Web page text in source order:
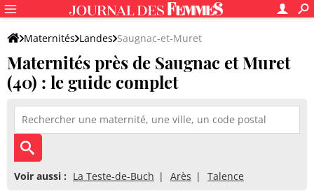
Maternités Landes Saugnac-et-Muret
Maternités près de Saugnac et Muret
(40) : le guide complet
Voir aussi : La Teste-de-Buch Arès Talence